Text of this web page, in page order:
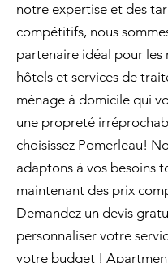
notre expertise et des
compétitifs, nous
partenaire idéal pour les
hôtels et services de
ménage à domicile qui
une propreté
choisissez Pomerleau!
adaptons à vos besoins
maintenant des prix
Demandez un devis
personnaliser votre
votre budget !